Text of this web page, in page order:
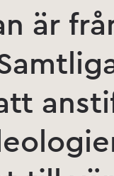
är